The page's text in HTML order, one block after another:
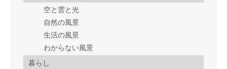
空と雲と光
自然の風景
生活の風景
わからない風景
暮らし